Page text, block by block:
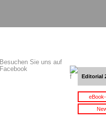
Besuchen Sie uns auf
Facebook
Editorial